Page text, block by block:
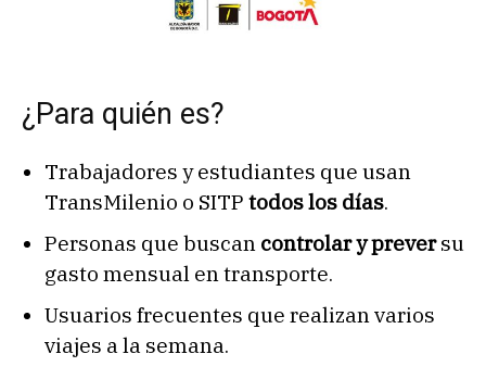
¿Para quién es?
Trabajadores y estudiantes que usan
TransMilenio o SITP todos los días.
Personas que buscan controlar y preversu
gasto mensual en transporte.
Usuarios frecuentes que realizan varios
viajes a la semana.